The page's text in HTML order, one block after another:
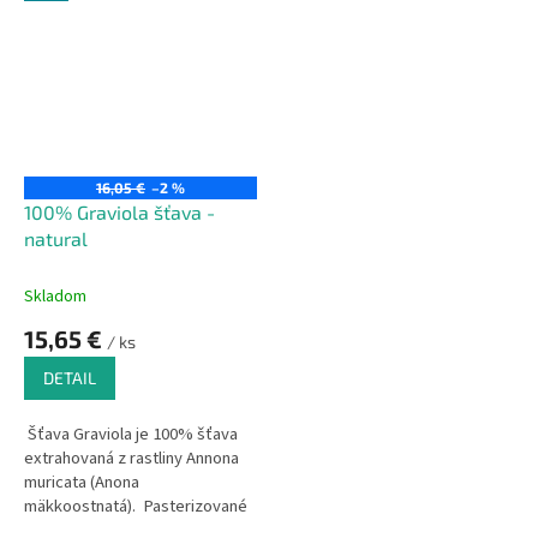
16,05 € –2 %
100% Graviola šťava -
natural
Skladom
15,65 € / ks
DETAIL
Šťava Graviola je 100% šťava
extrahovaná z rastliny Annona
muricata (Anona
mäkkoostnatá). Pasterizované